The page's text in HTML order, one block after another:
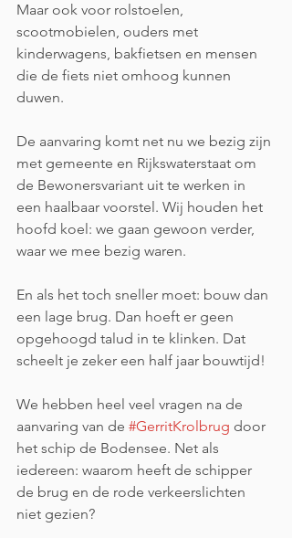
Maar ook voor rolstoelen,
scootmobielen, ouders met
kinderwagens, bakfietsen en mensen
die de fiets niet omhoog kunnen
duwen.
De aanvaring komt net nu we bezig zijn
met gemeente en Rijkswaterstaat om
de Bewonersvariant uit te werken in
een haalbaar voorstel. Wij houden het
hoofd koel: we gaan gewoon verder,
waar we mee bezig waren.
En als het toch sneller moet: bouw dan
een lage brug. Dan hoeft er geen
opgehoogd talud in te klinken. Dat
scheelt je zeker een half jaar bouwtijd!
We hebben heel veel vragen na de
aanvaring van de #GerritKrolbrug door
het schip de Bodensee. Net als
iedereen: waarom heeft de schipper
de brug en de rode verkeerslichten
niet gezien?